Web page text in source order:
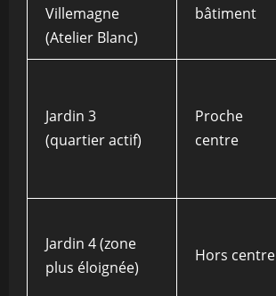
Villemagne
(Atelier Blanc)
bâtiment
Jardin 3
(quartier actif)
Proche
centre
Jardin 4 (zone
plus éloignée)
Hors centre